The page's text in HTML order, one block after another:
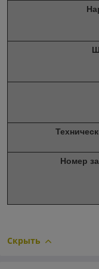
Номер
Скрыть